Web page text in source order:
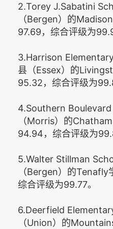
2.Torey J.Sabatini
（Bergen）的
97.69，综合评级为
3.Harrison
县（Essex）的
95.32，综合评级为
4.Southern
（Morris）的
94.94，综合评级为
5.Walter Stillman
（Bergen）的Tenafly
综合评级为99.77。
6.Deerfield
（Union）的